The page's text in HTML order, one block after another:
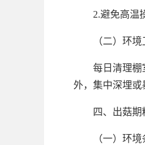
2.避免高温
（二）环
每日清理棚
外，集中深埋或
四、出菇期
（一）环